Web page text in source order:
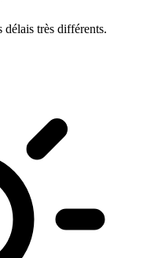
délais très différents.